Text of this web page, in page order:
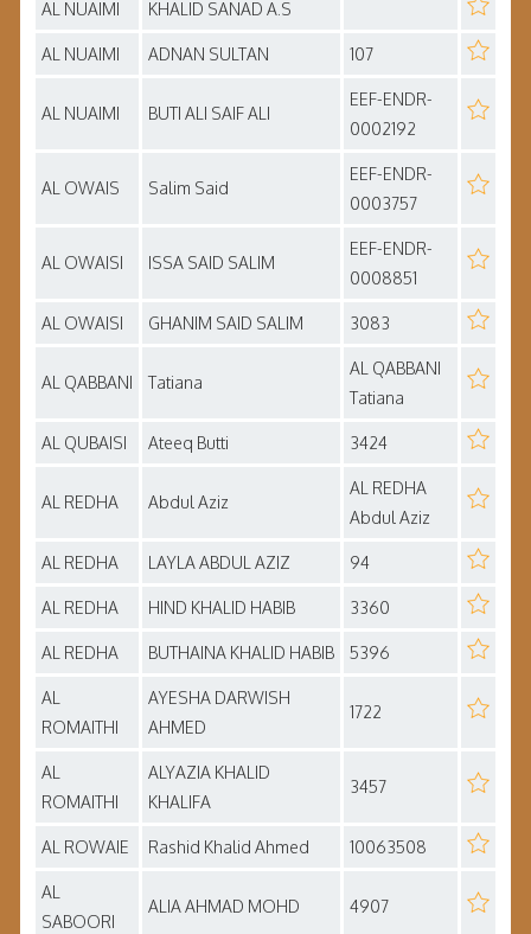
AL NUAIMI KHALID SANAD A.S
AL NUAIMI ADNAN SULTAN 107
AL NUAIMI BUTI ALI SAIF ALI
EEF-ENDR-
0002192
AL OWAIS Salim Said
EEF-ENDR-
0003757
AL OWAISI ISSA SAID SALIM
EEF-ENDR-
0008851
AL OWAISI GHANIM SAID SALIM 3083
AL QABBANI Tatiana
AL QABBANI
Tatiana
AL QUBAISI Ateeq Butti 3424
AL REDHA Abdul Aziz
AL REDHA
Abdul Aziz
AL REDHA LAYLA ABDUL AZIZ 94
AL REDHA HIND KHALID HABIB 3360
AL REDHA BUTHAINA KHALID HABIB 5396
AL
ROMAITHI
AYESHA DARWISH
AHMED
1722
AL
ROMAITHI
ALYAZIA KHALID
KHALIFA
3457
AL ROWAIE Rashid Khalid Ahmed 10063508
AL
SABOORI
ALIA AHMAD MOHD 4907